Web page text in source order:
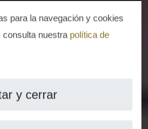
para la navegación y cookies
nuestra política de
y cerrar